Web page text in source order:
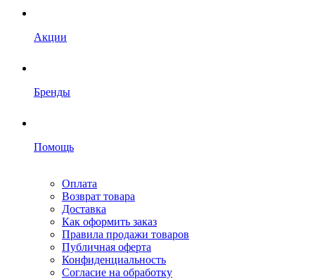
Акции
Бренды
Помощь
Оплата
Возврат товара
Доставка
Как оформить заказ
Правила продажи товаров
Публичная оферта
Конфиденциальность
Согласие на обработку